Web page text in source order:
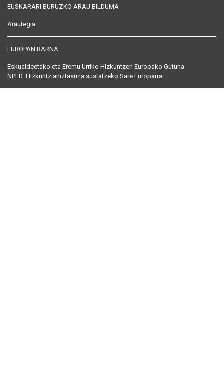
EUSKARARI BURUZKO ARAU BILDUMA
Arautegia
EUROPAN BARNA:
Eskualdeetako eta Eremu Urriko Hizkuntzen Europako Gutuna
NPLD: Hizkuntz aniztasuna sustatzeko Sare Europarra